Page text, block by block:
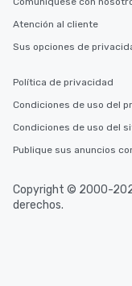
Atención al cliente
Sus opciones de
Política de privacidad
Condiciones de uso del
Condiciones de uso del
Publique sus anuncios
Copyright © 2000-
derechos.